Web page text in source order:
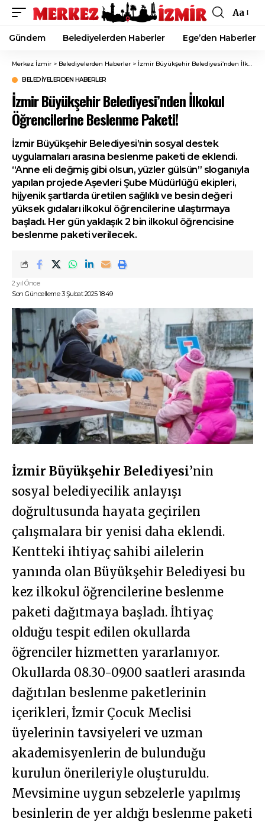
Font
Resizer
Aa
Gündem Belediyelerden Haberler Ege’den Haberler
Merkez İzmir > Belediyelerden Haberler > İzmir Büyükşehir Belediyesi’nden İlkokul Öğrencilerine Beslenme Paketi!
BELEDIYELERDEN HABERLER
İzmir Büyükşehir Belediyesi’nden İlkokul
Öğrencilerine Beslenme Paketi!
İzmir Büyükşehir Belediyesi’nin sosyal destek
uygulamaları arasına beslenme paketi de eklendi.
“Anne eli değmiş gibi olsun, yüzler gülsün” sloganıyla
yapılan projede Aşevleri Şube Müdürlüğü ekipleri,
hijyenik şartlarda üretilen sağlıklı ve besin değeri
yüksek gıdaları ilkokul öğrencilerine ulaştırmaya
başladı. Her gün yaklaşık 2 bin ilkokul öğrencisine
beslenme paketi verilecek.
Son Güncelleme 3 Şubat 2025 18:49
2 yıl Önce
İzmir Büyükşehir Belediyesi’nin
sosyal belediyecilik anlayışı
doğrultusunda hayata geçirilen
çalışmalara bir yenisi daha eklendi.
Kentteki ihtiyaç sahibi ailelerin
yanında olan Büyükşehir Belediyesi bu
kez ilkokul öğrencilerine beslenme
paketi dağıtmaya başladı. İhtiyaç
olduğu tespit edilen okullarda
öğrenciler hizmetten yararlanıyor.
Okullarda 08.30-09.00 saatleri arasında
dağıtılan beslenme paketlerinin
içerikleri, İzmir Çocuk Meclisi
üyelerinin tavsiyeleri ve uzman
akademisyenlerin de bulunduğu
kurulun önerileriyle oluşturuldu.
Mevsimine uygun sebzelerle yapılmış
besinlerin de yer aldığı beslenme paketi